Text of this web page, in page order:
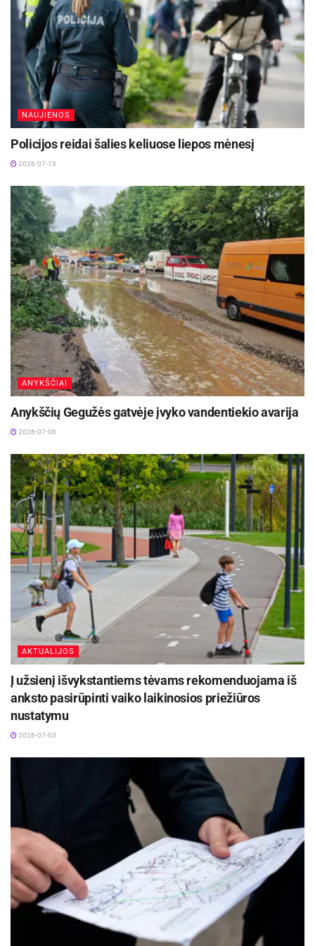
NAUJIENOS
Policijos reidai šalies keliuose liepos mėnesį
2026-07-13
ANYKŠČIAI
Anykščių Gegužės gatvėje įvyko vandentiekio avarija
2026-07-08
AKTUALIJOS
Į užsienį išvykstantiems tėvams rekomenduojama iš
anksto pasirūpinti vaiko laikinosios priežiūros
nustatymu
2026-07-03